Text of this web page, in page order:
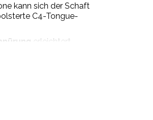
kann sich der Schaft
C4-Tongue-
erleichtert.